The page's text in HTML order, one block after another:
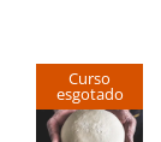
Curso
esgotado